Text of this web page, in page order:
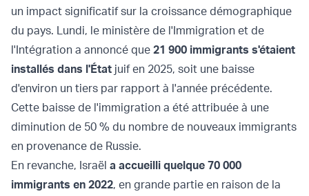
un impact significatif sur la croissance démographique
du pays. Lundi, le ministère de l'Immigration et de
l'Intégration a annoncé que 21 900 immigrants s'étaient
installés dans l'État juif en 2025, soit une baisse
d'environ un tiers par rapport à l'année précédente.
Cette baisse de l'immigration a été attribuée à une
diminution de 50 % du nombre de nouveaux immigrants
en provenance de Russie.
En revanche, Israël a accueilli quelque 70 000
immigrants en 2022, en grande partie en raison de la